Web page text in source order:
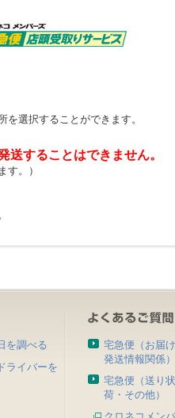
を選択することができます。
することはできません。
す。）
を調べる
ライバーを
宅急便（お届け
発送情報関係）
宅急便（送り
荷・その他）